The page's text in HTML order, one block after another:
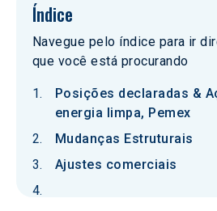
Índice
Navegue pelo índice para ir
que você está procurando
Posições declaradas &
energia limpa, Pemex
Mudanças Estruturais
Ajustes comerciais